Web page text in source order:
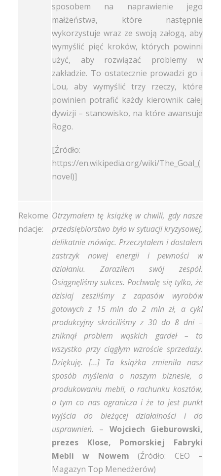
sposobem na naprawienie jego
małżeństwa, które następnie
wykorzystuje wraz ze swoją załogą, aby
wymyślić pięć kroków, których powinni
użyć, aby rozwiązać problemy w
zakładzie. To ostatecznie prowadzi go i
Lou, aby wymyślić trzy rzeczy, które
powinien potrafić każdy kierownik całej
dywizji – stanowisko, na które awansuje
Rogo.
[Źródło:
https://en.wikipedia.org/wiki/The_Goal_(
novel)]
Rekome
ndacje:
Otrzymałem tę książkę w chwili, gdy nasze
przedsiębiorstwo było w sytuacji kryzysowej,
delikatnie mówiąc. Przeczytałem i dostałem
zastrzyk nowej energii i pewności w
działaniu. Zaraziłem swój zespół.
Osiągnęliśmy sukces. Pochwalę się tylko, że
dzisiaj zeszliśmy z zapasów wyrobów
gotowych z 15 mln do 2 mln zł, a cykl
produkcyjny skróciliśmy z 30 do 8 dni –
zniknął problem wąskich gardeł – to
wszystko przy ciągłym wzroście sprzedaży.
Dziękuję. […] Ta książka zmieniła nasz
sposób myślenia o naszym biznesie, o
produkowaniu mebli, o rachunku kosztów,
o tym co nas ogranicza i że to jest punkt
wyjścia do bieżącej działalności i do
usprawnień. – Wojciech Gieburowski,
prezes Klose, Pomorskiej Fabryki
Mebli w Nowem (Źródło: CEO –
Magazyn Top Menedżerów)